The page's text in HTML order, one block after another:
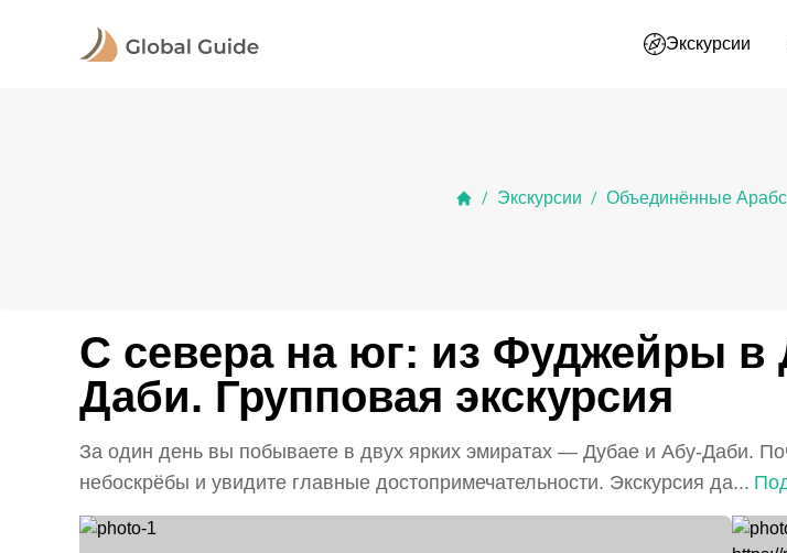
Экскурсии
/ Экскурсии / Объединённые
С севера на юг: из Фуджейры в
Даби. Групповая экскурсия
За один день вы побываете в двух ярких эмиратах — Дубае и Абу-Даби.
небоскрёбы и увидите главные достопримечательности. Экскурсия да...